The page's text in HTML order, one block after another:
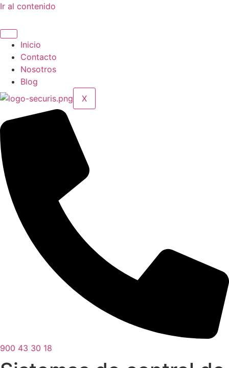
Ir al contenido
Inicio
Contacto
Nosotros
Blog
X
900 43 30 18